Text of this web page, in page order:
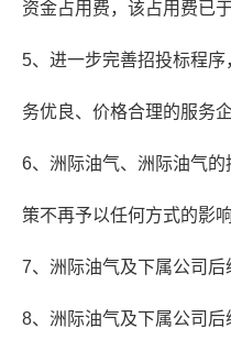
资金占用费，该占用费已
5、进一步完善招投标程
务优良、价格合理的服务企
6、洲际油气、洲际油气
策不再予以任何方式的影响
7、洲际油气及下属公司
8、洲际油气及下属公司